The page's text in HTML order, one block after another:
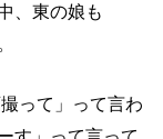
、東の娘も
って」って言わ